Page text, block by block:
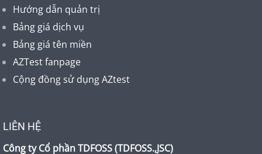
Hướng dẫn quản trị
Bảng giá dịch vụ
Bảng giá tên miền
AZTest fanpage
Cộng đồng sử dụng AZtest
LIÊN HỆ
Công ty Cổ phần TDFOSS (TDFOSS.,JSC)